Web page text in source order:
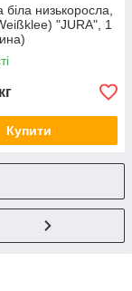
низькоросла,
"JURА", 1
Купити